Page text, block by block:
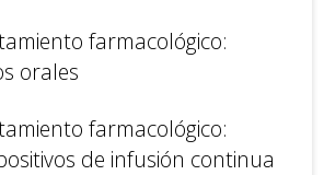
farmacológico:
orales
farmacológico:
de infusión continua